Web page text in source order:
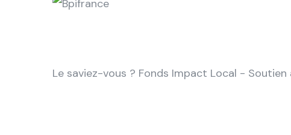
Le saviez-vous ? Fonds Impact Local -